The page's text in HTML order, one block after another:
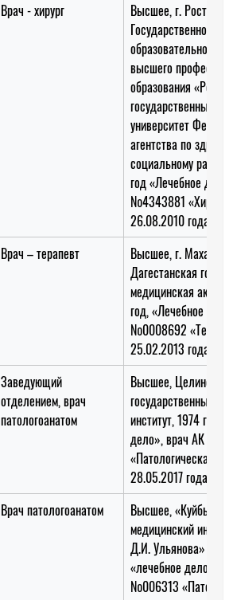
Врач - хирург
Высшее, г. Ростов-
Государственное
образовательное
высшего
образования
государственный
университет
агентства по
социальному
год «Лечебное
№4343881
26.08.2010 года
Врач – терапевт
Высшее, г.
Дагестанская
медицинская
год, «Лечебное
№0008692
25.02.2013 года
Заведующий
отделением, врач
патологоанатом
Высшее,
государственный
институт, 1974 год,
дело», врач АК
«Патологическая
28.05.2017 года
Врач патологоанатом
Высшее,
медицинский
Д.И. Ульянова»
«лечебное дело»,
№006313